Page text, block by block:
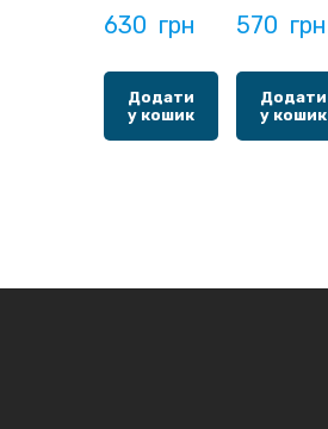
630  грн
Додати
у кошик
570  грн
Додати
у кошик